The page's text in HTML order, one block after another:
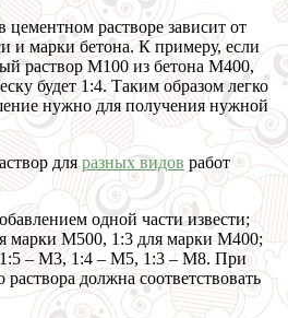
растворе зависит от
и марки бетона. К примеру, если
раствор М100 из бетона М400,
будет 1:4. Таким образом легко
нужно для получения нужной
дляразных видов работ
одной части извести;
марки М500, 1:3 для марки М400;
– М3, 1:4 – М5, 1:3 – М8. При
раствора должна соответствовать